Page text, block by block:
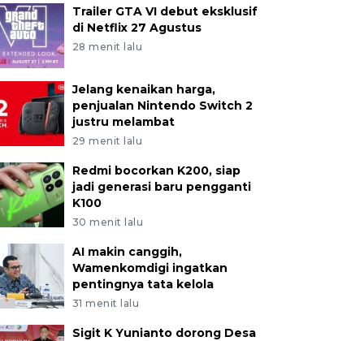
Trailer GTA VI debut eksklusif
di Netflix 27 Agustus
28 menit lalu
Jelang kenaikan harga,
penjualan Nintendo Switch 2
justru melambat
29 menit lalu
Redmi bocorkan K200, siap
jadi generasi baru pengganti
K100
30 menit lalu
AI makin canggih,
Wamenkomdigi ingatkan
pentingnya tata kelola
31 menit lalu
Sigit K Yunianto dorong Desa